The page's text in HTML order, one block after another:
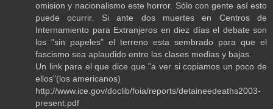
omision y nacionalismo este horror. Sólo con gente así esto
puede ocurrir. Si ante dos muertes en Centros de
Internamiento para Extranjeros en diez días el debate son
los "sin papeles" el terreno esta sembrado para que el
fascismo sea aplaudido entre las clases medias y bajas.
Un link para el que dice que "a ver si copiamos un poco de
ellos"(los americanos)
http://www.ice.gov/doclib/foia/reports/detaineedeaths2003-
present.pdf